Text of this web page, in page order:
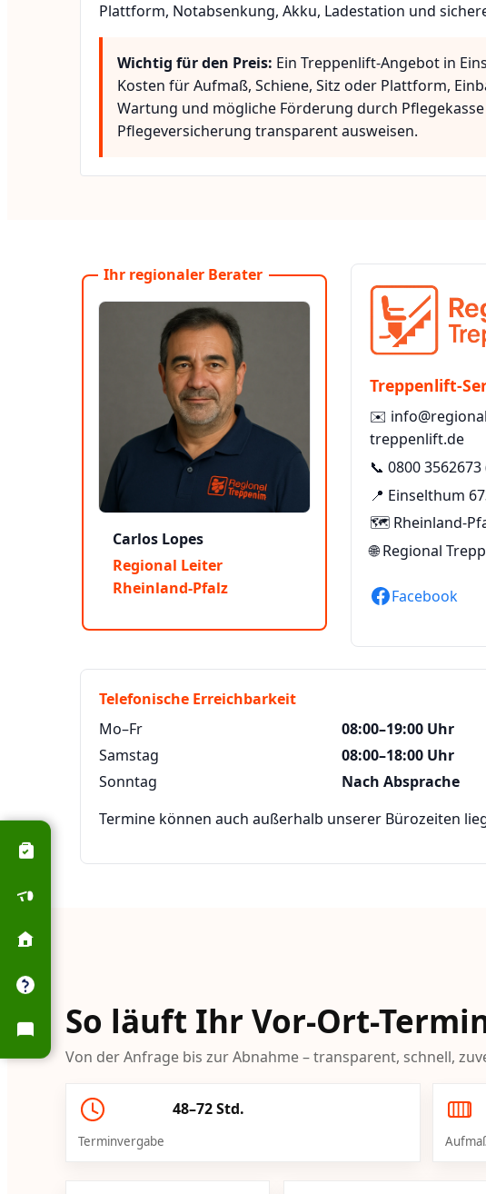
Plattform, Notabsenkung, Akku, Ladestation und
Wichtig für den Preis: Ein Treppenlift-Angebot in
Kosten für Aufmaß, Schiene, Sitz oder Plattform,
Wartung und mögliche Förderung durch
Pflegeversicherung transparent ausweisen.
Ihr regionaler Berater
Carlos Lopes
Regional Leiter
Rheinland-Pfalz
Treppenlift-
✉️
treppenlift.de
📞 0800 3562673
📍 Einselthum
🗺️ Rheinland-
🌐Regional
Facebook
Telefonische Erreichbarkeit
Mo–Fr
08:00–19:00 Uhr
Samstag
08:00–18:00 Uhr
Sonntag
Nach Absprache
Termine können auch außerhalb unserer Bürozeiten
So läuft Ihr Vor-Ort-
Von der Anfrage bis zur Abnahme – transparent, schnell,
48–72 Std.
Terminvergabe